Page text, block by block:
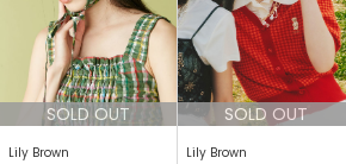
Lily Brown Lily Brown